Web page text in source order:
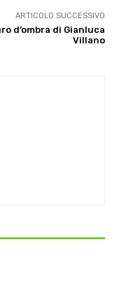
ARTICOLO SUCCESSIVO
d’ombra di Gianluca
Villano